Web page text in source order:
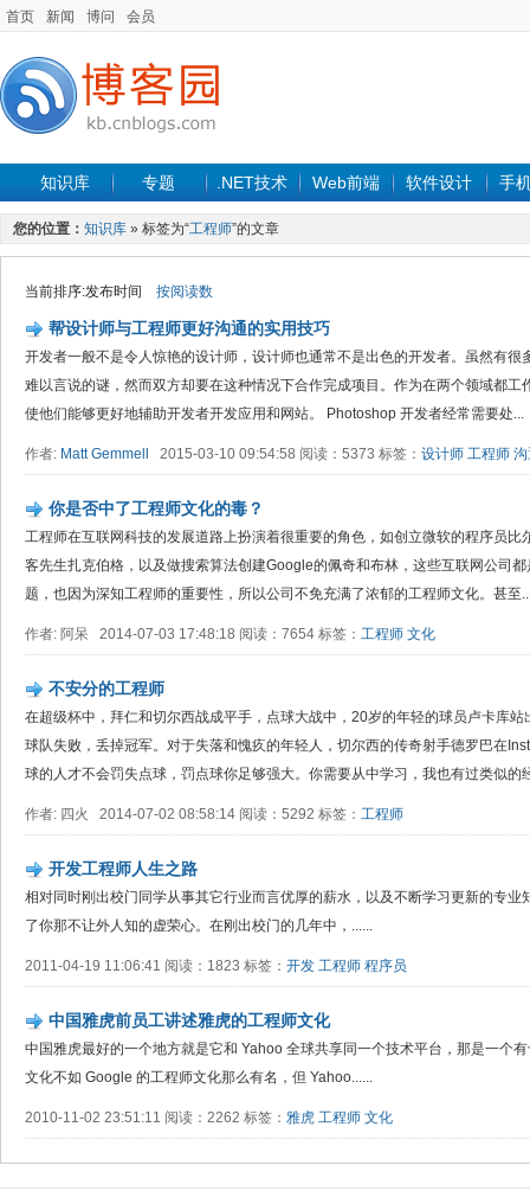
首页 新闻 博问 会员
知识库 专题 .NET技术 Web前端 软件设计 手
您的位置： 知识库 » 标签为“工程师”的文章
当前排序:发布时间 按阅读数
帮设计师与工程师更好沟通的实用技巧
开发者一般不是令人惊艳的设计师，设计师也通常不是出色的开发者。虽然有
难以言说的谜，然而双方却要在这种情况下合作完成项目。作为在两个领域都
使他们能够更好地辅助开发者开发应用和网站。 Photoshop 开发者经常需要处...
作者: Matt Gemmell 2015-03-10 09:54:58 阅读：5373 标签： 设计师 工程师
你是否中了工程师文化的毒？
工程师在互联网科技的发展道路上扮演着很重要的角色，如创立微软的程序员比
客先生扎克伯格，以及做搜索算法创建Google的佩奇和布林，这些互联网公司
题，也因为深知工程师的重要性，所以公司不免充满了浓郁的工程师文化。甚至
作者: 阿呆 2014-07-03 17:48:18 阅读：7654 标签： 工程师 文化
不安分的工程师
在超级杯中，拜仁和切尔西战成平手，点球大战中，20岁的年轻的球员卢卡库
球队失败，丢掉冠军。对于失落和愧疚的年轻人，切尔西的传奇射手德罗巴在
球的人才不会罚失点球，罚点球你足够强大。你需要从中学习，我也有过类似的
作者: 四火 2014-07-02 08:58:14 阅读：5292 标签： 工程师
开发工程师人生之路
相对同时刚出校门同学从事其它行业而言优厚的薪水，以及不断学习更新的专
了你那不让外人知的虚荣心。在刚出校门的几年中，......
2011-04-19 11:06:41 阅读：1823 标签： 开发 工程师 程序员
中国雅虎前员工讲述雅虎的工程师文化
中国雅虎最好的一个地方就是它和 Yahoo 全球共享同一个技术平台，那是一个
文化不如 Google 的工程师文化那么有名，但 Yahoo......
2010-11-02 23:51:11 阅读：2262 标签： 雅虎 工程师 文化